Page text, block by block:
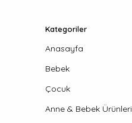
Kategoriler
Anasayfa
Bebek
Çocuk
Anne & Bebek Ürünleri